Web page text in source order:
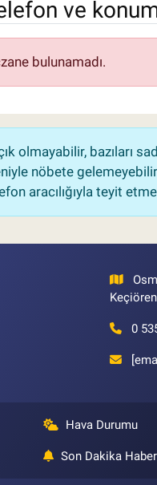
ve
bulunamadı.
olmayabilir, bazıları
nöbete
aracılığıyla teyit
0
Hava Durumu
Son Dakika